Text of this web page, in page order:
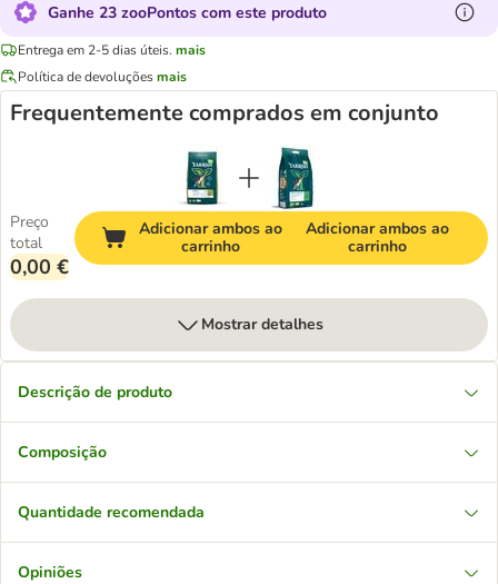
Ganhe 23 zooPontos com este produto
Entrega em 2-5 dias úteis. mais
Política de devoluçõesmais
Frequentemente comprados em conjunto
Preço
total
0,00 €
Adicionar ambos ao
carrinho
Adicionar ambos ao
carrinho
Mostrar detalhes
Descrição de produto
Composição
Quantidade recomendada
Opiniões